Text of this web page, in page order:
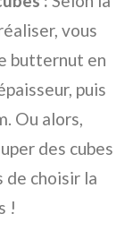
vous
butternut en
puis
Ou alors,
des cubes
de choisir la
!